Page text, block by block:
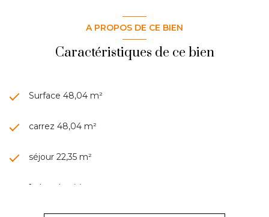
A PROPOS DE CE BIEN
Caractéristiques de ce bien
Surface 48,04 m²
carrez 48,04 m²
séjour 22,35 m²
1 chambre(s)